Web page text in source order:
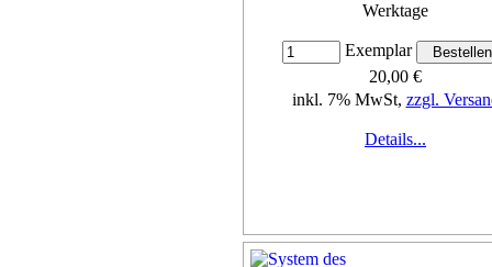
Werktage
Exemplar
20,00 €
inkl. 7% MwSt, zzgl.
Details...